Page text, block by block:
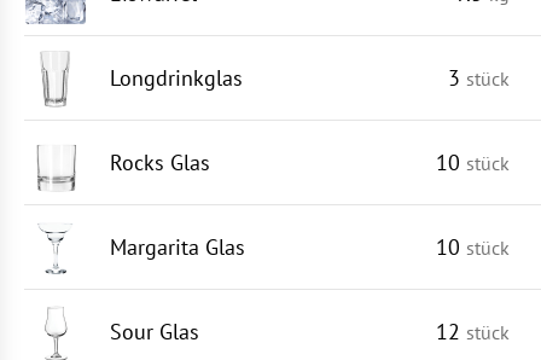
Longdrinkglas 3 stück
Rocks Glas 10 stück
Margarita Glas 10 stück
Sour Glas 12 stück